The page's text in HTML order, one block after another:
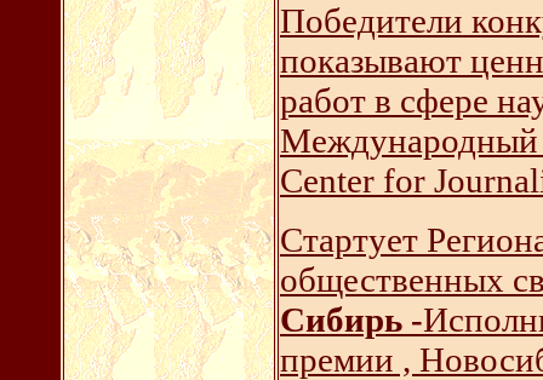
Победители
показывают
работ в сфере
Международный
Center for
Стартует
общественных
Сибирь -
премии ,